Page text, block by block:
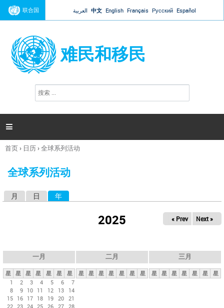
Jump to navigation
联合国 العربية 中文 English Français Русский Español
难民和移民
搜
索

你
这
首页› 日历›全球系列活动
全球系列活动
月 日 年
2025 « Prev Next »
一月
星 星 星 星 星 星
星
1
2 3 4 5 6
7
8
9 10 11 12 13
14
15 16 17 18 19 20 21
22 23 24 25 26 27 28
二月
星 星 星 星 星 星 星
三月
星 星 星 星 星 星 星